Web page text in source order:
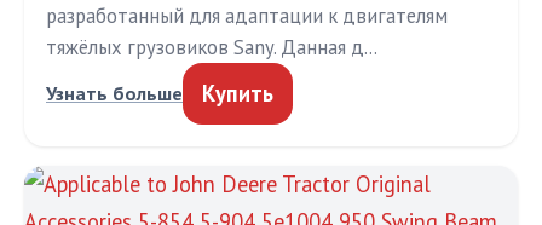
разработанный для адаптации к двигателям
тяжёлых грузовиков Sany. Данная д…
Узнать больше Купить